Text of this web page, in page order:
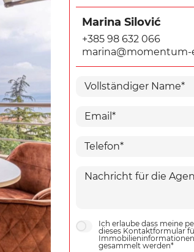
Marina Silović
+385 98 632 066
marina@momentum-
Ich erlaube dass meine
dieses Kontaktformular
Immobilieninformationen
gesammelt werden*